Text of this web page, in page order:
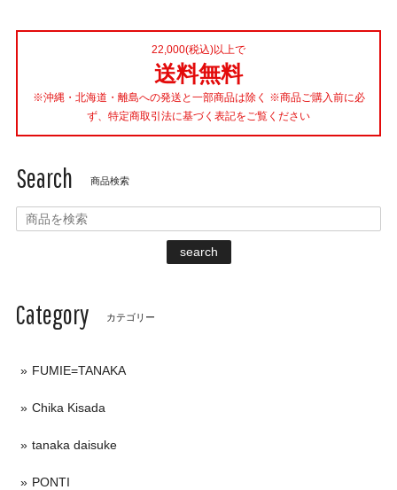
22,000(税込)以上で
送料無料
※沖縄・北海道・離島への発送と一部商品は除く ※商品ご購入前に必
ず、特定商取引法に基づく表記をご覧ください
Search 商品検索
search
Category カテゴリー
FUMIE=TANAKA
Chika Kisada
tanaka daisuke
PONTI